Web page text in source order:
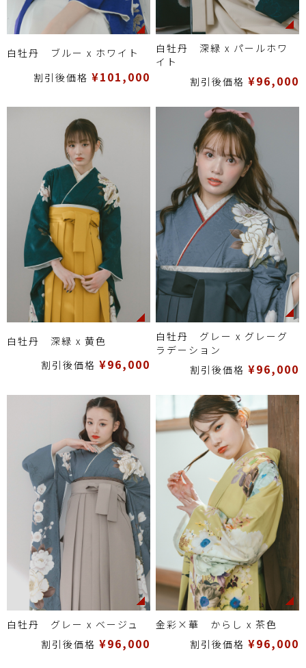
白牡丹 ブルー x ホワイト
割引後価格 ¥101,000
白牡丹 深緑 x パールホワ
イト
割引後価格 ¥96,000
白牡丹 深緑 x 黄色
割引後価格 ¥96,000
白牡丹 グレー x グレーグ
ラデーション
割引後価格 ¥96,000
白牡丹 グレー x ベージュ
割引後価格 ¥96,000
金彩×華 からし x 茶色
割引後価格 ¥96,000